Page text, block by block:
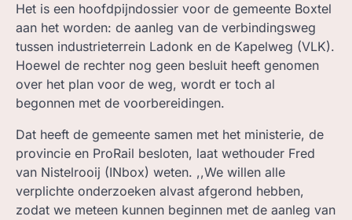
Het is een hoofdpijndossier voor de gemeente Boxtel
aan het worden: de aanleg van de verbindingsweg
tussen industrieterrein Ladonk en de Kapelweg (VLK).
Hoewel de rechter nog geen besluit heeft genomen
over het plan voor de weg, wordt er toch al
begonnen met de voorbereidingen.
Dat heeft de gemeente samen met het ministerie, de
provincie en ProRail besloten, laat wethouder Fred
van Nistelrooij (INbox) weten. ,,We willen alle
verplichte onderzoeken alvast afgerond hebben,
zodat we meteen kunnen beginnen met de aanleg van